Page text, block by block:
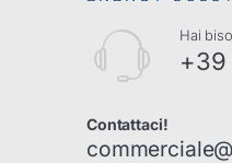
Hai
+39
Contattaci!